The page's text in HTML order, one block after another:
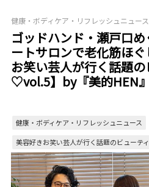
健康・ボディケア・リフレッシュニュース
ゴッドハンド・瀬戸口
ートサロンで老化筋ほ
お笑い芸人が行く話題
♡vol.5】by『美的HEN』
健康・ボディケア・リフレッシュニュース
美容好きお笑い芸人が行く話題のビューテ